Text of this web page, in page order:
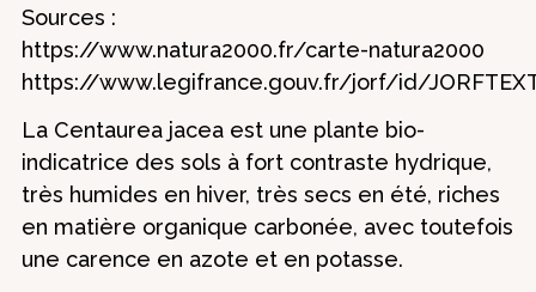
Sources :
https://www.natura2000.fr/carte-natura2000
https://www.legifrance.gouv.fr/jorf/id/
La Centaurea jacea est une plante bio-
indicatrice des sols à fort contraste hydrique,
très humides en hiver, très secs en été, riches
en matière organique carbonée, avec toutefois
une carence en azote et en potasse.